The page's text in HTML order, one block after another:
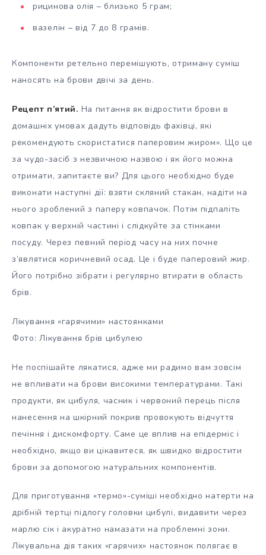
рицинова олія – близько 5 грам;
вазелін – від 7 до 8 грамів.
Компоненти ретельно перемішують, отриману суміш
наносять на брови двічі за день.
Рецепт п’ятий. На питання як відростити брови в
домашніх умовах дадуть відповідь фахівці, які
рекомендують скористатися паперовим жиром». Що це
за чудо-засіб з незвичною назвою і як його можна
отримати, запитаєте ви? Для цього необхідно буде
виконати наступні дії: взяти скляний стакан, надіти на
нього зроблений з паперу ковпачок. Потім підпаліть
ковпак у верхній частині і слідкуйте за стінками
посуду. Через певний період часу на них почне
з’являтися коричневий осад. Це і буде паперовий жир.
Його потрібно зібрати і регулярно втирати в область
брів.
Лікування «гарячими» настоянками
Фото: Лікування брів цибулею
Не поспішайте лякатися, адже ми радимо вам зовсім
не впливати на брови високими температурами. Такі
продукти, як цибуля, часник і червоний перець після
нанесення на шкірний покрив провокують відчуття
печіння і дискомфорту. Саме це вплив на епідерміс і
необхідно, якщо ви цікавитеся, як швидко відростити
брови за допомогою натуральних компонентів.
Для приготування «термо»-суміші необхідно натерти на
дрібній тертці підлогу головки цибулі, видавити через
марлю сік і акуратно намазати на проблемні зони.
Лікувальна дія таких «гарячих» настоянок полягає в